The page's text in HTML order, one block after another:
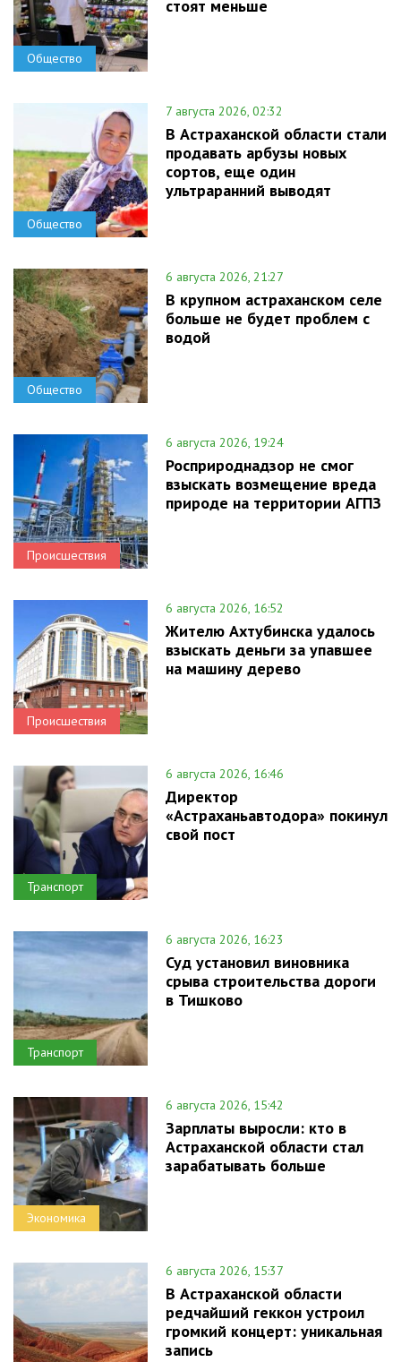
Общество
стоят меньше
Общество
7 августа 2026, 02:32
В Астраханской области стали
продавать арбузы новых
сортов, еще один
ультраранний выводят
Общество
6 августа 2026, 21:27
В крупном астраханском селе
больше не будет проблем с
водой
Происшествия
6 августа 2026, 19:24
Росприроднадзор не смог
взыскать возмещение вреда
природе на территории АГПЗ
Происшествия
6 августа 2026, 16:52
Жителю Ахтубинска удалось
взыскать деньги за упавшее
на машину дерево
Транспорт
6 августа 2026, 16:46
Директор
«Астраханьавтодора» покинул
свой пост
Транспорт
6 августа 2026, 16:23
Суд установил виновника
срыва строительства дороги
в Тишково
Экономика
6 августа 2026, 15:42
Зарплаты выросли: кто в
Астраханской области стал
зарабатывать больше
6 августа 2026, 15:37
В Астраханской области
редчайший геккон устроил
громкий концерт: уникальная
запись